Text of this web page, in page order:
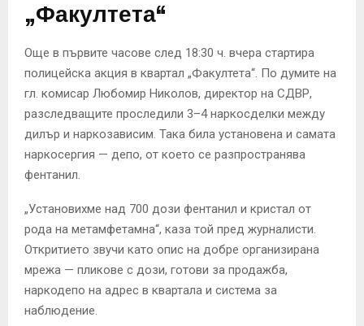
„Факултета“
Още в първите часове след 18:30 ч. вчера стартира
полицейска акция в квартал „Факултета“. По думите на
гл. комисар Любомир Николов, директор на СДВР,
разследващите проследили 3–4 наркосделки между
дилър и наркозависим. Така била установена и самата
наркосергия — депо, от което се разпространява
фентанил.
„Установихме над 700 дози фентанил и кристал от
рода на метамфетамна“, каза той пред журналисти.
Откритието звучи като опис на добре организирана
мрежа — пликове с дози, готови за продажба,
наркодепо на адрес в квартала и система за
наблюдение.